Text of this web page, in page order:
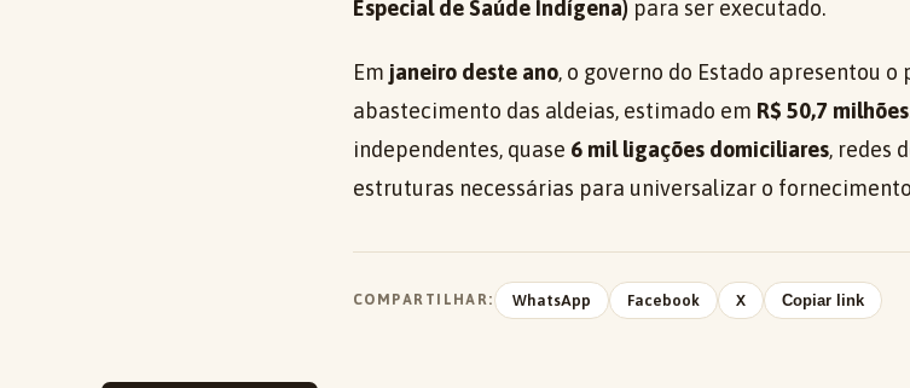
Especial de Saúde Indígena) para ser executado.
Em janeiro deste ano, o governo do Estado apresentou
abastecimento das aldeias, estimado em R$ 50,7 milhões
independentes, quase 6 mil ligações domiciliares, redes
estruturas necessárias para universalizar o
COMPARTILHAR: WhatsApp Facebook X Copiar link